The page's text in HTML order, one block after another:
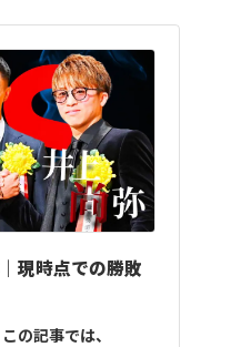
現時点での勝敗
の記事では、